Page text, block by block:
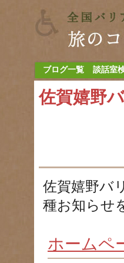
ブログ一覧 談話室
佐賀嬉野
佐賀嬉野バ
種お知らせ
ホームペ